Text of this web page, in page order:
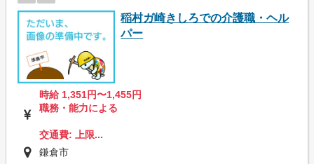
稲村ガ崎きしろでの介護職・ヘル
パー
時給 1,351円〜1,455円
職務・能力による
交通費: 上限...
鎌倉市